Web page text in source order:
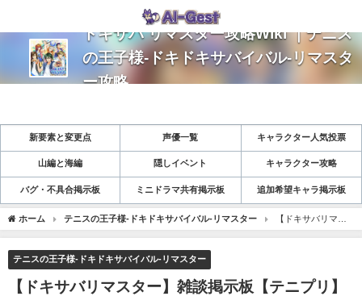
ドキサバ リマスター攻略Wiki ｜テニス
の王子様-ドキドキサバイバル-リマスタ
ー攻略
新要素と変更点 声優一覧 キャラクター人気投票
山編と海編 隠しイベント キャラクター攻略
バグ・不具合掲示板 ミニドラマ共有掲示板 追加希望キャラ掲示板
ホーム テニスの王子様-ドキドキサバイバル-リマスター
【ドキサバリマス
ター】雑談掲示板【テニプリ】
テニスの王子様-ドキドキサバイバル-リマスター
【ドキサバリマスター】雑談掲示板【テニプリ】